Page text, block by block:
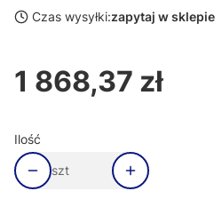
Czas wysyłki:zapytaj w sklepie
Cena
1 868,37 zł
Ilość
szt